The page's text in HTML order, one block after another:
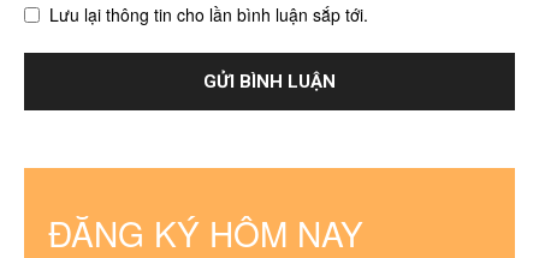
Lưu lại thông tin cho lần bình luận sắp tới.
ĐĂNG KÝ HÔM NAY